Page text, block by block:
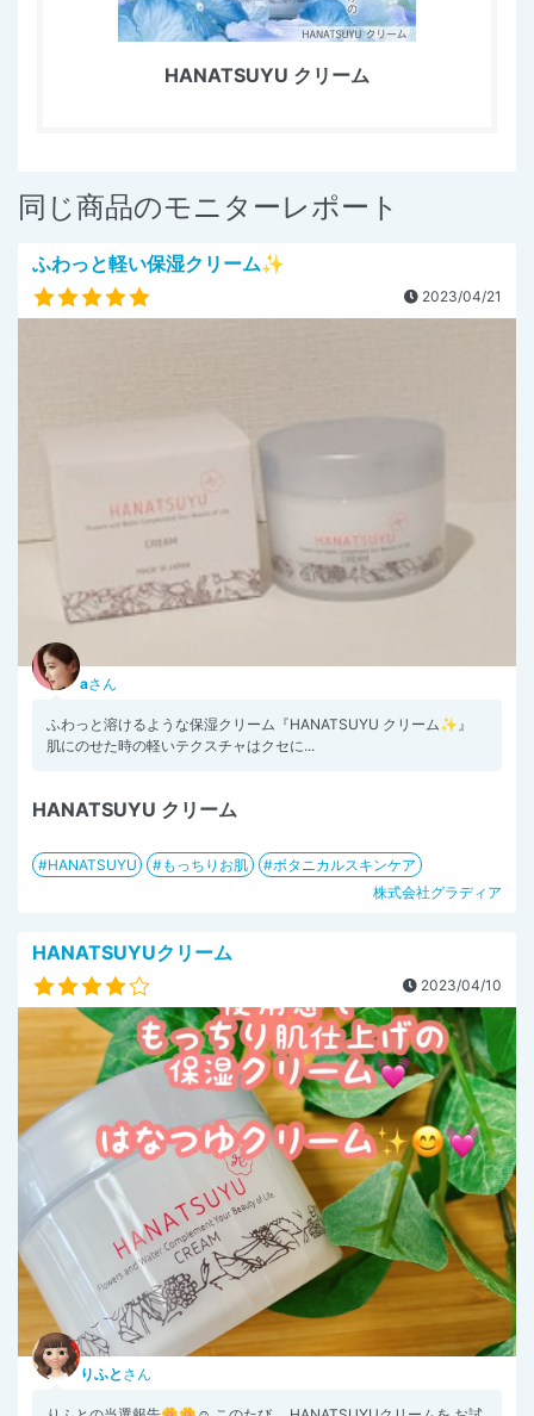
HANATSUYU クリーム
同じ商品のモニターレポート
ふわっと軽い保湿クリーム✨
2023/04/21
aさん
ふわっと溶けるような保湿クリーム『HANATSUYU クリーム✨』
肌にのせた時の軽いテクスチャはクセに...
HANATSUYU クリーム
HANATSUYU もっちりお肌
ボタニカルスキンケア
株式会社グラディア
HANATSUYUクリーム
2023/04/10
りふと さん